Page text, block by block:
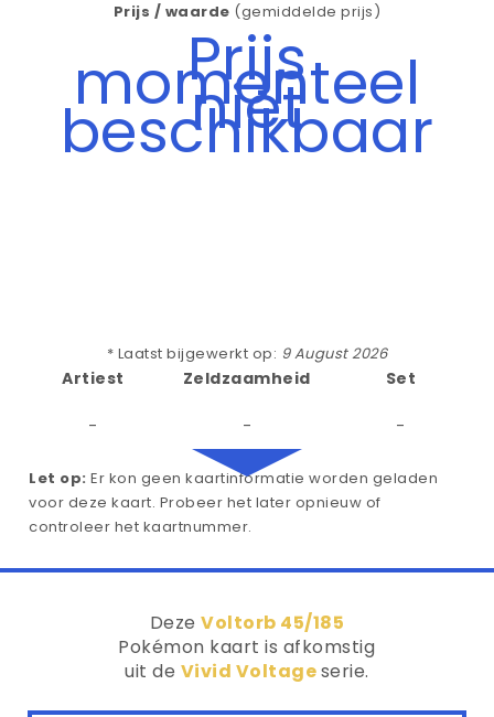
Prijs / waarde (gemiddelde prijs)
Prijs
momenteel
niet
beschikbaar
* Laatst bijgewerkt op: 9 August 2026
Artiest
-
Zeldzaamheid
-
Set
-
Let op: Er kon geen kaartinformatie worden geladen
voor deze kaart. Probeer het later opnieuw of
controleer het kaartnummer.
DezeVoltorb 45/185
Pokémon kaart is afkomstig
uit de Vivid Voltageserie.